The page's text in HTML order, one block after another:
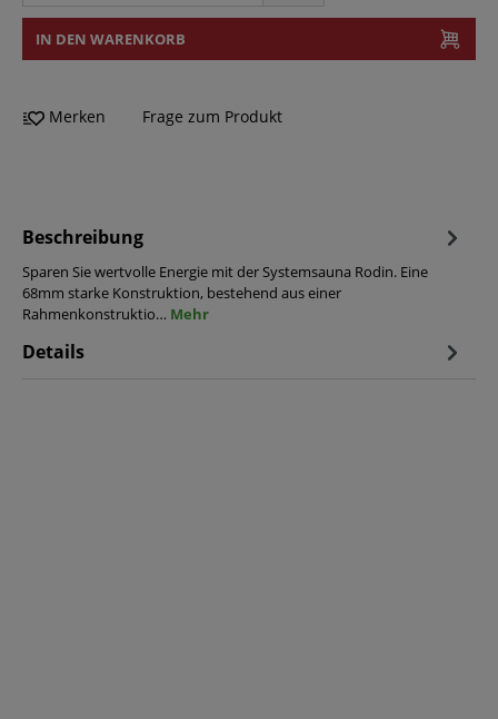
IN DEN WARENKORB
Merken Frage zum Produkt
Beschreibung
Sparen Sie wertvolle Energie mit der Systemsauna Rodin. Eine
68mm starke Konstruktion, bestehend aus einer
Rahmenkonstruktio… Mehr
Details